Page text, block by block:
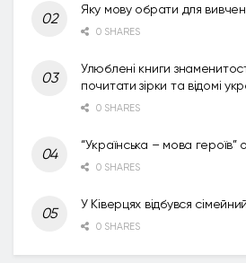
Яку мову обрати для
0 SHARES
Улюблені книги
почитати зірки та відомі
0 SHARES
“Українська – мова
0 SHARES
У Ківерцях відбувся
0 SHARES